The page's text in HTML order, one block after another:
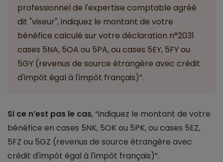
professionnel de l'expertise comptable agréé
dit "viseur", indiquez le montant de votre
bénéfice calculé sur votre déclaration n°2031
cases 5NA, 5OA ou 5PA, ou cases 5EY, 5FY ou
5GY (revenus de source étrangère avec crédit
d'impôt égal à l'impôt français)”.
Si ce n’est pas le cas, “indiquez le montant de votre
bénéfice en cases 5NK, 5OK ou 5PK, ou cases 5EZ,
5FZ ou 5GZ (revenus de source étrangère avec
crédit d'impôt égal à l'impôt français)”.